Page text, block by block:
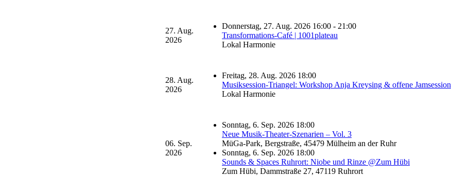
27. Aug.
2026
Donnerstag, 27. Aug. 2026 16:00 - 21:00
Transformations-Café | 1001plateau
Lokal Harmonie
28. Aug.
2026
Freitag, 28. Aug. 2026 18:00
Musiksession-Triangel: Workshop Anja Kreysing & offene Jamsession
Lokal Harmonie
06. Sep.
2026
Sonntag, 6. Sep. 2026 18:00
Neue Musik-Theater-Szenarien – Vol. 3
MüGa-Park, Bergstraße, 45479 Mülheim an der Ruhr
Sonntag, 6. Sep. 2026 18:00
Sounds & Spaces Ruhrort: Niobe und Rinze @Zum Hübi
Zum Hübi, Dammstraße 27, 47119 Ruhrort